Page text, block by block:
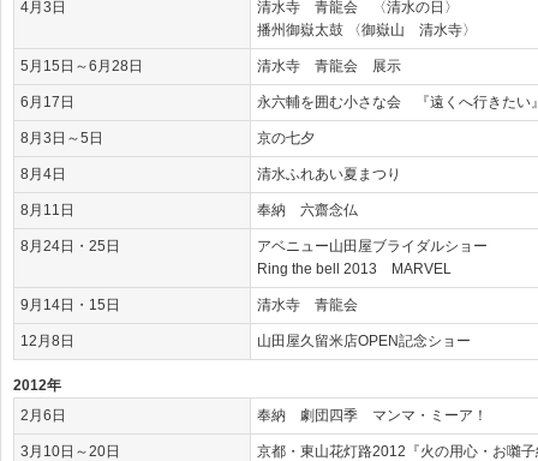
4月3日
清水寺 青龍会 〈清水の日〉
播州御嶽太鼓 〈御嶽山 清水寺〉
5月15日～6月28日 清水寺 青龍会 展示
6月17日 永六輔を囲む小さな会 『遠くへ行きたい
8月3日～5日 京の七夕
8月4日 清水ふれあい夏まつり
8月11日 奉納 六齋念仏
8月24日・25日
アベニュー山田屋ブライダルショー
Ring the bell 2013 MARVEL
9月14日・15日 清水寺 青龍会
12月8日 山田屋久留米店OPEN記念ショー
2012年
2月6日
奉納 劇団四季 マンマ・ミーア！
3月10日～20日 京都・東山花灯路2012『火の用心・お囃